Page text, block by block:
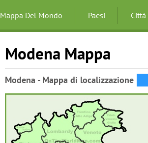
Mappa Del Mondo Paesi Città
Modena Mappa
Modena - Mappa di localizzazione